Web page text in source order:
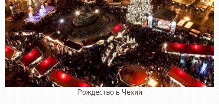
Рождество в Чехии